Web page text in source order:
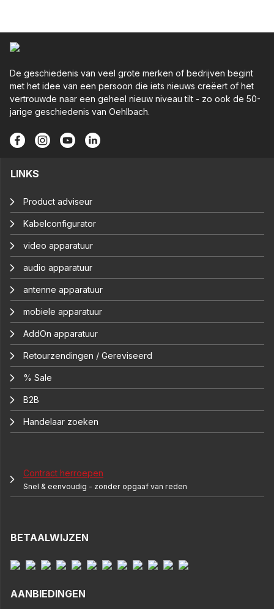
De geschiedenis van veel grote merken of bedrijven begint
met het idee van een persoon die iets nieuws creëert of het
vertrouwde naar een geheel nieuw niveau tilt - zo ook de 50-
jarige geschiedenis van Oehlbach.
LINKS
Product adviseur
Kabelconfigurator
video apparatuur
audio apparatuur
antenne apparatuur
mobiele apparatuur
AddOn apparatuur
Retourzendingen / Gereviseerd
% Sale
B2B
Handelaar zoeken
Contract herroepen
Snel & eenvoudig - zonder opgaaf van reden
BETAALWIJZEN
AANBIEDINGEN